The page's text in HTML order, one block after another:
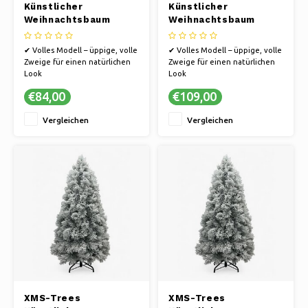
Künstlicher
Weihnachtsbaum
Fairbanks H150 x Ø76
cm - mit
schneebedeckten
Zweigen - Schwer
✔ Volles Modell – üppige, volle
Zweige für einen natürlichen
Look
einen stimmungsvollen,
✔ Langlebig – jahrelang
✔ Einfacher Aufbau – clevere
Scharnierkonstru
€84,00
Vergleichen
Künstlicher
Weihnachtsbaum
Fairbanks H180 x Ø94
cm - mit
schneebedeckten
Zweigen - Schwer
✔ Volles Modell – üppige, volle
Zweige für einen natürlichen
Look
einen stimmungsvollen,
✔ Langlebig – jahrelang
✔ Einfacher Aufbau – clevere
Scharnierkonstru
€109,00
Vergleichen
XMS-Trees
XMS-Trees